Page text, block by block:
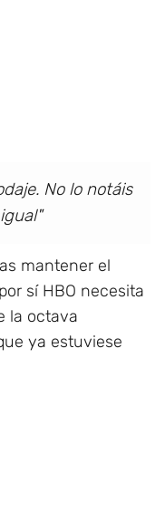
No lo notáis
mantener el
sí HBO necesita
la octava
ya estuviese